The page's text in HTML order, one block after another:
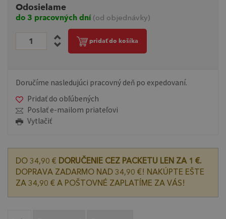
Odosielame
do 3 pracovných dní (od objednávky)
pridať do košíka
Doručíme nasledujúci pracovný deň po expedovaní.
Pridať do obľúbených
Poslať e-mailom priateľovi
Vytlačiť
DO 34,90 € DORUČENIE CEZ PACKETU LEN ZA 1 €.
DOPRAVA ZADARMO NAD 34,90 €! NAKÚPTE EŠTE
ZA 34,90 € A POŠTOVNÉ ZAPLATÍME ZA VÁS!